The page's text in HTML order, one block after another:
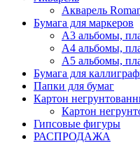
Акварель
Бумага для маркеров
А3 альбомы,
А4 альбомы,
А5 альбомы,
Бумага для
Папки для бумаг
Картон
Картон
Гипсовые фигуры
РАСПРОДАЖА